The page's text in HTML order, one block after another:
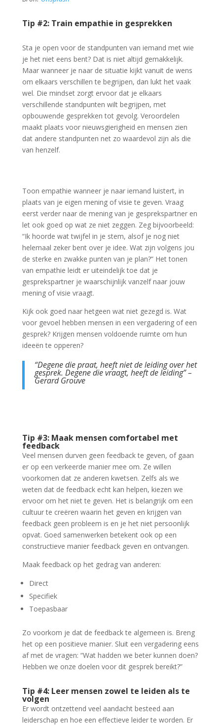
Tip #2: Train empathie in gesprekken
Sta je open voor de standpunten van iemand met wie
je het niet eens bent? Dat is niet altijd gemakkelijk.
Maar wanneer je naar de situatie kijkt vanuit de wens
om elkaars verschillen te begrijpen, dan lukt het vaak
wel. Die mindset zorgt ervoor dat je elkaars
verschillende standpunten wilt begrijpen, met
opbouwende gesprekken tot gevolg. Veroordelen
maakt plaats voor nieuwsgierigheid en mensen zien
dat andere standpunten net zo waardevol zijn als die
van henzelf.
Toon empathie wanneer je naar iemand luistert, in
plaats van je eigen mening of visie te geven. Vraag
eerst verder naar de mening van je gesprekspartner en
let ook goed op wat ze niet zeggen. Zeg bijvoorbeeld:
“Ik hoorde wat twijfel in je stem, alsof je nog niet
helemaal zeker bent over je idee. Wat zijn volgens jou
de sterke en zwakke punten van je plan?” Het tonen
van empathie leidt er uiteindelijk toe dat je
gesprekspartner je waarschijnlijk vanzelf naar jouw
mening of visie vraagt.
Kijk ook goed naar hetgeen wat niet gezegd is. Wat
voor gevoel hebben mensen in een vergadering of een
gesprek? Krijgen mensen voldoende ruimte om hun
ideeën te opperen?
“Degene die praat, heeft niet de leiding over het
gesprek. Degene die vraagt, heeft de leiding” –
Gerard Grouve
Tip #3: Maak mensen comfortabel met
feedback
Veel mensen durven geen feedback te geven, of gaan
er op een verkeerde manier mee om. Ze willen
voorkomen dat ze anderen kwetsen. Zelfs als we
weten dat de feedback echt kan helpen, kiezen we
ervoor om het niet te geven. Het is belangrijk om een
cultuur te creëren waarin het geven en krijgen van
feedback geen probleem is en je het niet persoonlijk
opvat. Goed samenwerken betekent ook op een
constructieve manier feedback geven en ontvangen.
Maak feedback op het gedrag van anderen:
Direct
Specifiek
Toepasbaar
Zo voorkom je dat de feedback te algemeen is. Breng
het op een positieve manier. Sluit een vergadering eens
af met de vragen: “Wat hadden we beter kunnen doen?
Hebben we onze doelen voor dit gesprek bereikt?”
Tip #4: Leer mensen zowel te leiden als te
volgen
Er wordt ontzettend veel aandacht besteed aan
leiderschap en hoe een effectieve leider te worden. Er